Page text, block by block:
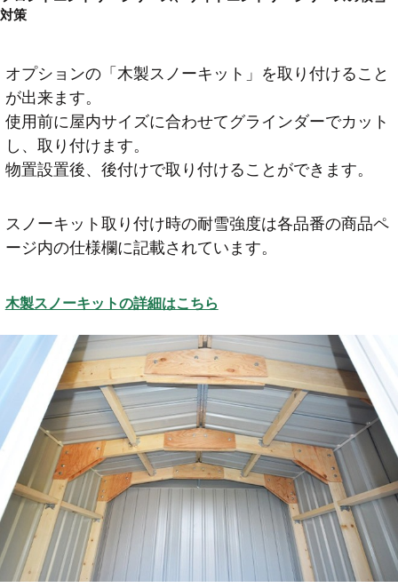
対策
オプションの「木製スノーキット」を取り付けること
が出来ます。
使用前に屋内サイズに合わせてグラインダーでカット
し、取り付けます。
物置設置後、後付けで取り付けることができます。
スノーキット取り付け時の耐雪強度は各品番の商品ペ
ージ内の仕様欄に記載されています。
木製スノーキットの詳細はこちら